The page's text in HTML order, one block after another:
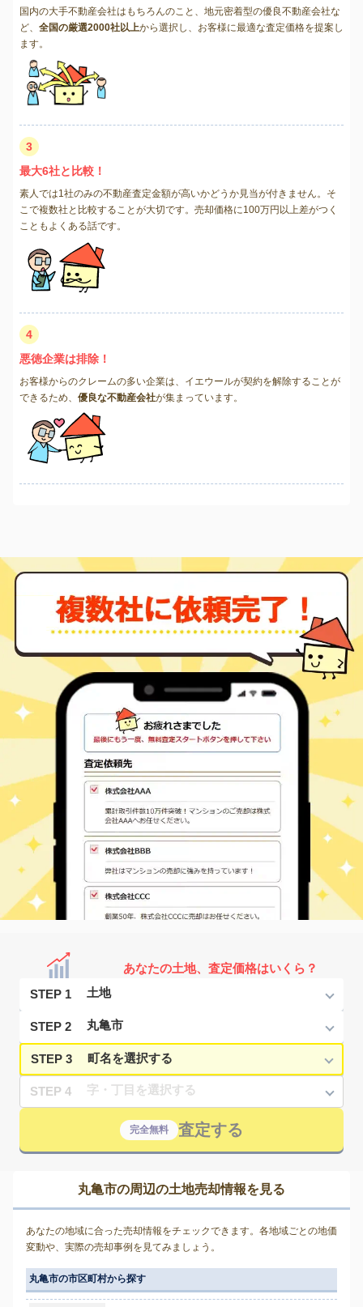
国内の大手不動産会社はもちろんのこと、地元密着型の優良不動産会社な
ど、 全国の厳選2000社以上から選択し、お客様に最適な査定価格を提案し
ます。
3
最大6社と比較！
素人では1社のみの不動産査定金額が高いかどうか見当が付きません。そ
こで複数社と比較することが大切です。売却価格に100万円以上差がつく
こともよくある話です。
4
悪徳企業は排除！
お客様からのクレームの多い企業は、イエウールが契約を解除することが
できるため、 優良な不動産会社が集まっています。
あなたの土地、査定価格はいくら？
STEP 1
STEP 2
STEP 3
STEP 4
完全無料 査定する
丸亀市の周辺の土地売却情報を見る
あなたの地域に合った売却情報をチェックできます。各地域ごとの地価
変動や、実際の売却事例を見てみましょう。
丸亀市の市区町村から探す